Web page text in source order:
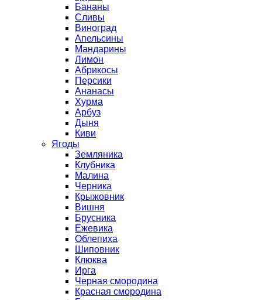
Бананы
Сливы
Виноград
Апельсины
Мандарины
Лимон
Абрикосы
Персики
Ананасы
Хурма
Арбуз
Дыня
Киви
Ягоды
Земляника
Клубника
Малина
Черника
Крыжовник
Вишня
Брусника
Ежевика
Облепиха
Шиповник
Клюква
Ирга
Черная смородина
Красная смородина